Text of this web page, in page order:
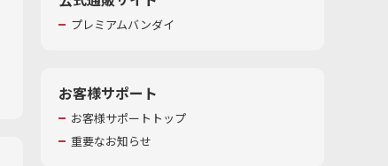
プレミアムバンダイ
お客様サポート
お客様サポートトップ
重要なお知らせ